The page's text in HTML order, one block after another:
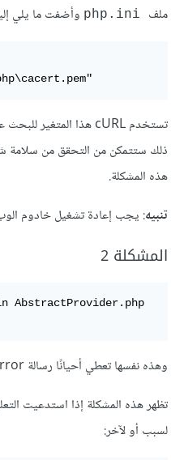
ملف
وأضفت ما يلي
ذلك ستتمكن من التحقق من
هذه المشكلة.
تنبيه: يجب إعادة تشغيل خادوم
المشكلة 2
AbstractProvider.php
وهذه نفسها تعطي أحيانًا رسالة Client Error.
تظهر هذه المشكلة إذا استدعيت
لسبب أو لآخر: